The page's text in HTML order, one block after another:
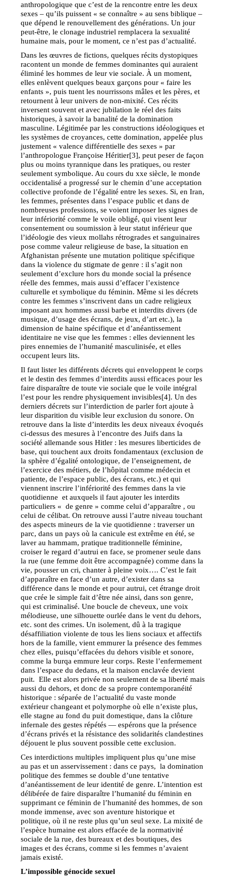
anthropologique que c’est de la rencontre entre les deux
sexes – qu’ils puissent « se connaître » au sens biblique –
que dépend le renouvellement des générations. Un jour
peut-être, le clonage industriel remplacera la sexualité
humaine mais, pour le moment, ce n’est pas d’actualité.
Dans les œuvres de fictions, quelques récits dystopiques
racontent un monde de femmes dominantes qui auraient
éliminé les hommes de leur vie sociale. À un moment,
elles enlèvent quelques beaux garçons pour « faire les
enfants », puis tuent les nourrissons mâles et les pères, et
retournent à leur univers de non-mixité. Ces récits
inversent souvent et avec jubilation le réel des faits
historiques, à savoir la banalité de la domination
masculine. Légitimée par les constructions idéologiques et
les systèmes de croyances, cette domination, appelée plus
justement « valence différentielle des sexes » par
l’anthropologue Françoise Héritier[3], peut peser de façon
plus ou moins tyrannique dans les pratiques, ou rester
seulement symbolique. Au cours du xxe siècle, le monde
occidentalisé a progressé sur le chemin d’une acceptation
collective profonde de l’égalité entre les sexes. Si, en Iran,
les femmes, présentes dans l’espace public et dans de
nombreuses professions, se voient imposer les signes de
leur infériorité comme le voile obligé, qui visent leur
consentement ou soumission à leur statut inférieur que
l’idéologie des vieux mollahs rétrogrades et sanguinaires
pose comme valeur religieuse de base, la situation en
Afghanistan présente une mutation politique spécifique
dans la violence du stigmate de genre : il s’agit non
seulement d’exclure hors du monde social la présence
réelle des femmes, mais aussi d’effacer l’existence
culturelle et symbolique du féminin. Même si les décrets
contre les femmes s’inscrivent dans un cadre religieux
imposant aux hommes aussi barbe et interdits divers (de
musique, d’usage des écrans, de jeux, d’art etc.), la
dimension de haine spécifique et d’anéantissement
identitaire ne vise que les femmes : elles deviennent les
pires ennemies de l’humanité masculinisée, et elles
occupent leurs lits.
Il faut lister les différents décrets qui enveloppent le corps
et le destin des femmes d’interdits aussi efficaces pour les
faire disparaître de toute vie sociale que le voile intégral
l’est pour les rendre physiquement invisibles[4]. Un des
derniers décrets sur l’interdiction de parler fort ajoute à
leur disparition du visible leur exclusion du sonore. On
retrouve dans la liste d’interdits les deux niveaux évoqués
ci-dessus des mesures à l’encontre des Juifs dans la
société allemande sous Hitler : les mesures liberticides de
base, qui touchent aux droits fondamentaux (exclusion de
la sphère d’égalité ontologique, de l’enseignement, de
l’exercice des métiers, de l’hôpital comme médecin et
patiente, de l’espace public, des écrans, etc.) et qui
viennent inscrire l’infériorité des femmes dans la vie
quotidienne et auxquels il faut ajouter les interdits
particuliers « de genre » comme celui d’apparaître , ou
celui de célibat. On retrouve aussi l’autre niveau touchant
des aspects mineurs de la vie quotidienne : traverser un
parc, dans un pays où la canicule est extrême en été, se
laver au hammam, pratique traditionnelle féminine,
croiser le regard d’autrui en face, se promener seule dans
la rue (une femme doit être accompagnée) comme dans la
vie, pousser un cri, chanter à pleine voix…. C’est le fait
d’apparaître en face d’un autre, d’exister dans sa
différence dans le monde et pour autrui, cet étrange droit
que crée le simple fait d’être née ainsi, dans son genre,
qui est criminalisé. Une boucle de cheveux, une voix
mélodieuse, une silhouette ourlée dans le vent du dehors,
etc. sont des crimes. Un isolement, dû à la tragique
désaffiliation violente de tous les liens sociaux et affectifs
hors de la famille, vient emmurer la présence des femmes
chez elles, puisqu’effacées du dehors visible et sonore,
comme la burqa emmure leur corps. Reste l’enfermement
dans l’espace du dedans, et la maison enclavée devient
puit. Elle est alors privée non seulement de sa liberté mais
aussi du dehors, et donc de sa propre contemporanéité
historique : séparée de l’actualité du vaste monde
extérieur changeant et polymorphe où elle n’existe plus,
elle stagne au fond du puit domestique, dans la clôture
infernale des gestes répétés — espérons que la présence
d’écrans privés et la résistance des solidarités clandestines
déjouent le plus souvent possible cette exclusion.
Ces interdictions multiples impliquent plus qu’une mise
au pas et un asservissement : dans ce pays, la domination
politique des femmes se double d’une tentative
d’anéantissement de leur identité de genre. L’intention est
délibérée de faire disparaître l’humanité du féminin en
supprimant ce féminin de l’humanité des hommes, de son
monde immense, avec son aventure historique et
politique, où il ne reste plus qu’un seul sexe. La mixité de
l’espèce humaine est alors effacée de la normativité
sociale de la rue, des bureaux et des boutiques, des
images et des écrans, comme si les femmes n’avaient
jamais existé.
L’impossible génocide sexuel